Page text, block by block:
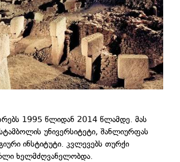
1995 წლიდან 2014 წლამდე. მას
უნივერსიტეტი, შანლიურფას
ინსტიტუტი. კვლევებს თურქი
ხელმძღვანელობდა.